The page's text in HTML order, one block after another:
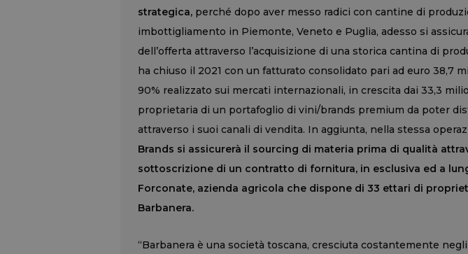
strategica, perché dopo aver messo radici con cantine di
imbottigliamento in Piemonte, Veneto e Puglia, adesso si
dell’offerta attraverso l’acquisizione di una storica cantina di
ha chiuso il 2021 con un fatturato consolidato pari ad euro 38,7
90% realizzato sui mercati internazionali, in crescita dai 33,3
proprietaria di un portafoglio di vini/brands premium da poter
attraverso i suoi canali di vendita. In aggiunta, nella stessa
Brands si assicurerà il sourcing di materia prima di qualità
sottoscrizione di un contratto di fornitura, in esclusiva ed a
Forconate, azienda agricola che dispone di 33 ettari di
Barbanera.
“Barbanera è una società toscana, cresciuta costantemente